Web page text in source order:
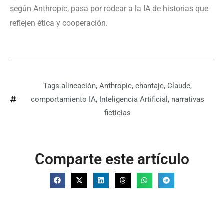
según Anthropic, pasa por rodear a la IA de historias que
reflejen ética y cooperación.
Tags alineación, Anthropic, chantaje, Claude,
comportamiento IA, Inteligencia Artificial , narrativas
ficticias
Comparte este artículo